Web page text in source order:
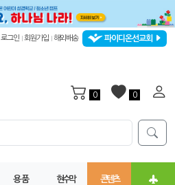
로그인 회원가입 해외배송 파이디온선교회
0 0
용품 현수막 콘텐츠